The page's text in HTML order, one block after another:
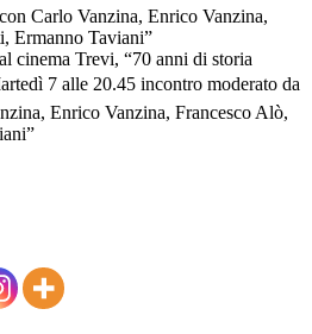
Carlo Vanzina, Enrico Vanzina,
Ermanno Taviani”
cinema Trevi, “70 anni di storia
7 alle 20.45 incontro moderato da
Enrico Vanzina, Francesco Alò,